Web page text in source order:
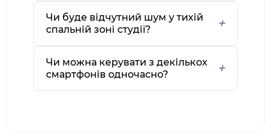
Чи буде відчутний шум у тихій
спальній зоні студії?
Чи можна керувати з декількох
смартфонів одночасно?